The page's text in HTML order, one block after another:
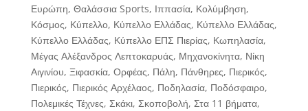
Ευρώπη, Θαλάσσια Sports, Ιππασία, Κολύμβηση,
Κόσμος, Κύπελλο, Κύπελλο Ελλάδας, Κύπελλο Ελλάδας,
Κύπελλο Ελλάδας, Κύπελλο ΕΠΣ Πιερίας, Κωπηλασία,
Μέγας Αλέξανδρος Λεπτοκαρυάς, Μηχανοκίνητα, Νίκη
Αιγινίου, Ξιφασκία, Ορφέας, Πάλη, Πάνθηρες, Πιερικός,
Πιερικός, Πιερικός Αρχέλαος, Ποδηλασία, Ποδόσφαιρο,
Πολεμικές Τέχνες, Σκάκι, Σκοποβολή, Στα 11 βήματα,